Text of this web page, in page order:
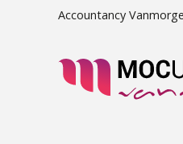
Accountancy